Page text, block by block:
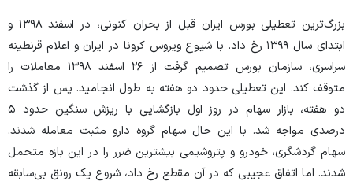
بزرگ‌ترین تعطیلی بورس ایران قبل از بحران کنونی، در اسفند ۱۳۹۸ و
ابتدای سال ۱۳۹۹ رخ داد. با شیوع ویروس کرونا در ایران و اعلام قرنطینه
سراسری، سازمان بورس تصمیم گرفت از ۲۶ اسفند ۱۳۹۸ معاملات را
متوقف کند. این تعطیلی حدود دو هفته به طول انجامید. پس از گذشت
دو هفته، بازار سهام در روز اول بازگشایی با ریزش سنگین حدود ۵
درصدی مواجه شد. با این حال سهام گروه دارو مثبت معامله شدند.
سهام گردشگری، خودرو و پتروشیمی بیشترین ضرر را در این بازه متحمل
شدند. اما اتفاق عجیبی که در آن مقطع رخ داد، شروع یک رونق بی‌سابقه